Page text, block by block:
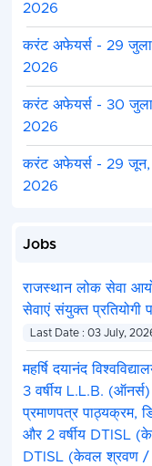
2026
करंट अफेयर्स - 29
2026
करंट अफेयर्स - 30
2026
करंट अफेयर्स - 29
2026
Jobs
राजस्थान लोक सेवा
सेवाएं संयुक्त प्रतियोगी
Last Date : 03 July,
महर्षि दयानंद
3 वर्षीय L.L.B. (ऑनर्स)
प्रमाणपत्र पाठ्यक्रम,
और 2 वर्षीय DTISL
DTISL (केवल श्रवण /